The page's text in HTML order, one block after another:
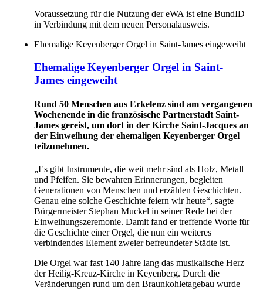
Voraussetzung für die Nutzung der eWA ist eine BundID
in Verbindung mit dem neuen Personalausweis.
Ehemalige Keyenberger Orgel in Saint-James eingeweiht
Ehemalige Keyenberger Orgel in Saint-
James eingeweiht
Rund 50 Menschen aus Erkelenz sind am vergangenen
Wochenende in die französische Partnerstadt Saint-
James gereist, um dort in der Kirche Saint-Jacques an
der Einweihung der ehemaligen Keyenberger Orgel
teilzunehmen.
„Es gibt Instrumente, die weit mehr sind als Holz, Metall
und Pfeifen. Sie bewahren Erinnerungen, begleiten
Generationen von Menschen und erzählen Geschichten.
Genau eine solche Geschichte feiern wir heute“, sagte
Bürgermeister Stephan Muckel in seiner Rede bei der
Einweihungszeremonie. Damit fand er treffende Worte für
die Geschichte einer Orgel, die nun ein weiteres
verbindendes Element zweier befreundeter Städte ist.
Die Orgel war fast 140 Jahre lang das musikalische Herz
der Heilig-Kreuz-Kirche in Keyenberg. Durch die
Veränderungen rund um den Braunkohletagebau wurde